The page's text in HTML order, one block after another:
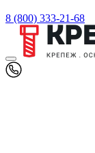
8 (800) 333-21-68